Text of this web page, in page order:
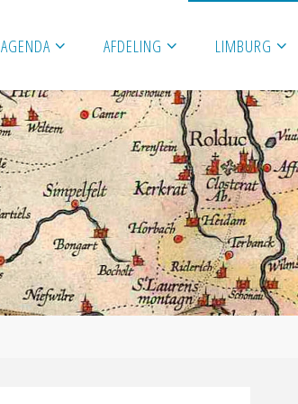
AGENDA AFDELING LIMBURG